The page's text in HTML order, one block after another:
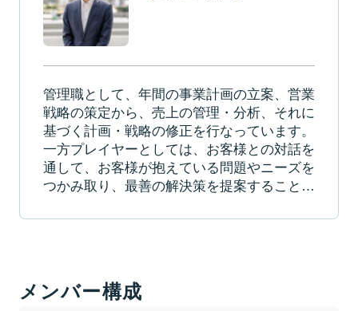
管理職として、年間の事業計画の立案、営業
戦略の策定から、売上の管理・分析、それに
基づく計画・戦略の修正を行なっています。
一方プレイヤーとしては、お客様との対話を
通して、お客様が抱えている問題やニーズを
つかみ取り、最善の解決策を提案すること…
メンバー構成